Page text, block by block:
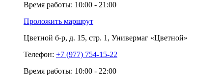
Время работы: 10:00 - 21:00
Проложить маршрут
Цветной б-р, д. 15, стр. 1, Универмаг «Цветной»
Телефон: +7 (977) 754-15-22
Время работы: 10:00 - 22:00